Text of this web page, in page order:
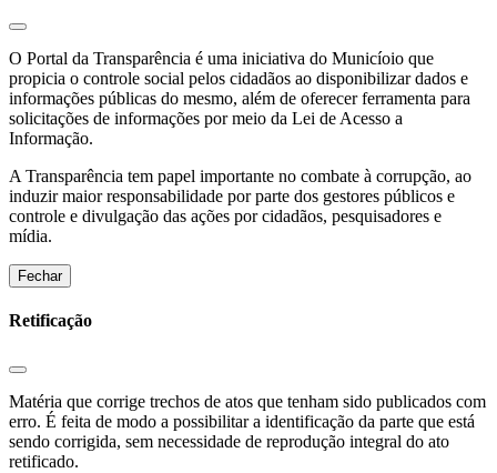
O Portal da Transparência é uma iniciativa do Municíoio que
propicia o controle social pelos cidadãos ao disponibilizar dados e
informações públicas do mesmo, além de oferecer ferramenta para
solicitações de informações por meio da Lei de Acesso a
Informação.
A Transparência tem papel importante no combate à corrupção, ao
induzir maior responsabilidade por parte dos gestores públicos e
controle e divulgação das ações por cidadãos, pesquisadores e
mídia.
Fechar
Retificação
Matéria que corrige trechos de atos que tenham sido publicados com
erro. É feita de modo a possibilitar a identificação da parte que está
sendo corrigida, sem necessidade de reprodução integral do ato
retificado.